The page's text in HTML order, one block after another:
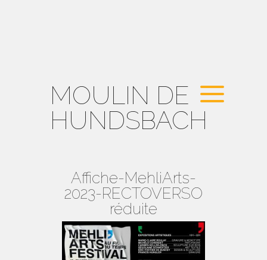
MOULIN DE
HUNDSBACH
Affiche-MehliArts-
2023-RECTOVERSO
réduite